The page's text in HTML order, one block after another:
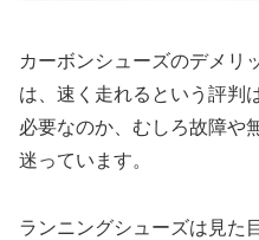
カーボンシューズのデメリ
は、速く走れるという評判
必要なのか、むしろ故障や
迷っています。
ランニングシューズは見た